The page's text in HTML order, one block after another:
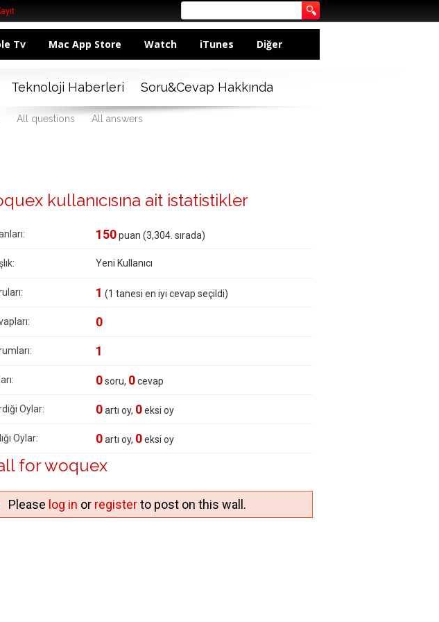
Tv Mac App Store Watch iTunes Diğer
Teknoloji Haberleri Soru&Cevap Hakkında
All questions All answers
kullanıcısına ait istatistikler
150puan (3,304 . sırada)
Yeni Kullanıcı
1 (1 tanesi en iyi cevap seçildi)
0
1
0soru, 0cevap
Oylar: 0artı oy, 0eksi oy
Oylar: 0artı oy, 0eksi oy
for woquex
Please log in or registerto post on this wall.